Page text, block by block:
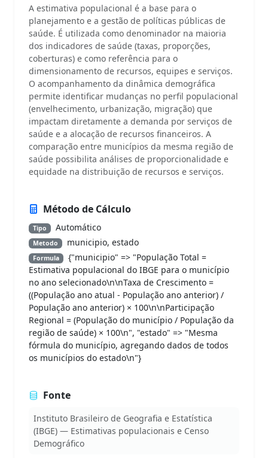
A estimativa populacional é a base para o
planejamento e a gestão de políticas públicas de
saúde. É utilizada como denominador na maioria
dos indicadores de saúde (taxas, proporções,
coberturas) e como referência para o
dimensionamento de recursos, equipes e serviços.
O acompanhamento da dinâmica demográfica
permite identificar mudanças no perfil populacional
(envelhecimento, urbanização, migração) que
impactam diretamente a demanda por serviços de
saúde e a alocação de recursos financeiros. A
comparação entre municípios da mesma região de
saúde possibilita análises de proporcionalidade e
equidade na distribuição de recursos e serviços.
Método de Cálculo
Tipo Automático
Metodo municipio, estado
Formula
{"municipio" => "População Total =
Estimativa populacional do IBGE para o município
no ano selecionado\n\nTaxa de Crescimento =
((População ano atual - População ano anterior) /
População ano anterior) × 100\n\nParticipação
Regional = (População do município / População da
região de saúde) × 100\n", "estado" => "Mesma
fórmula do município, agregando dados de todos
os municípios do estado\n"}
Fonte
Instituto Brasileiro de Geografia e Estatística
(IBGE) — Estimativas populacionais e Censo
Demográfico